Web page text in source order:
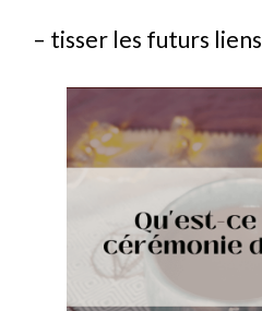
– tisser les futurs liens